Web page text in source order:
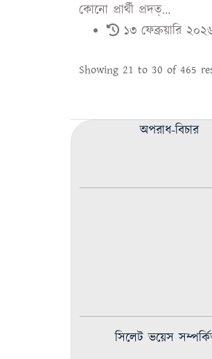
কোনো প্রার্থী প্রদত্...
১৩ ফেব্রুয়ারি
Showing 21 to 30 of465
অপরাধ-বিচার
সিলেট ভয়েস